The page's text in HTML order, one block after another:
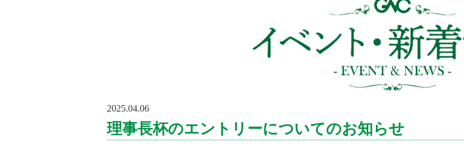
POSTED
ON
2025.04.06
理事長杯のエントリーについてのお知らせ